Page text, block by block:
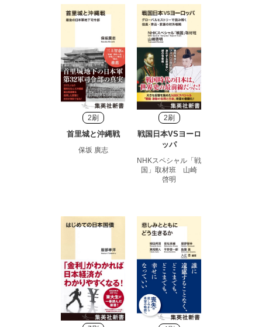
2刷
首里城と沖縄戦
保坂 廣志
2刷
戦国日本VSヨーロ
ッパ
NHKスペシャル「戦
国」取材班 山崎
啓明